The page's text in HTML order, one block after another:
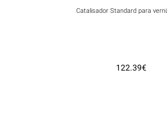
Catalisador Standard para
122.39€